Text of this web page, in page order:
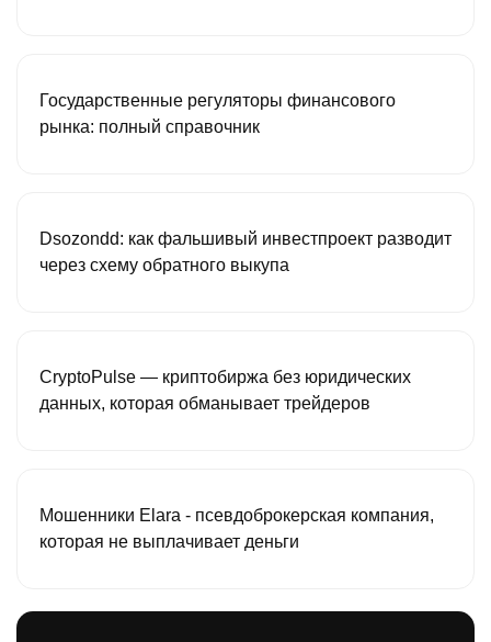
Государственные регуляторы финансового
рынка: полный справочник
Dsozondd: как фальшивый инвестпроект разводит
через схему обратного выкупа
CryptoPulse — криптобиржа без юридических
данных, которая обманывает трейдеров
Мошенники Elara - псевдоброкерская компания,
которая не выплачивает деньги